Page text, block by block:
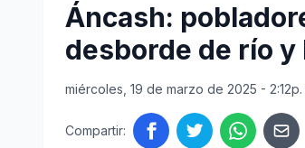
Áncash:
desborde de río y
miércoles, 19 de marzo de 2025 - 2:12p.
Compartir: